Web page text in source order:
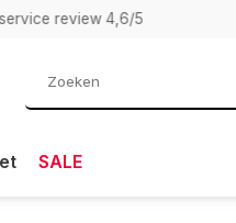
review 4,6/5
SALE